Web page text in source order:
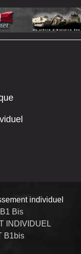
individuel
Bis
INDIVIDUEL
B1bis